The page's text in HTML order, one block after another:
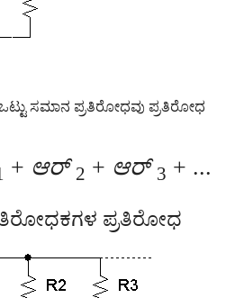
ಸಮಾನ ಪ್ರತಿರೋಧವು ಪ್ರತಿರೋಧ
+ ಆರ್2 + ಆರ್3 + ...
ಪ್ರತಿರೋಧ